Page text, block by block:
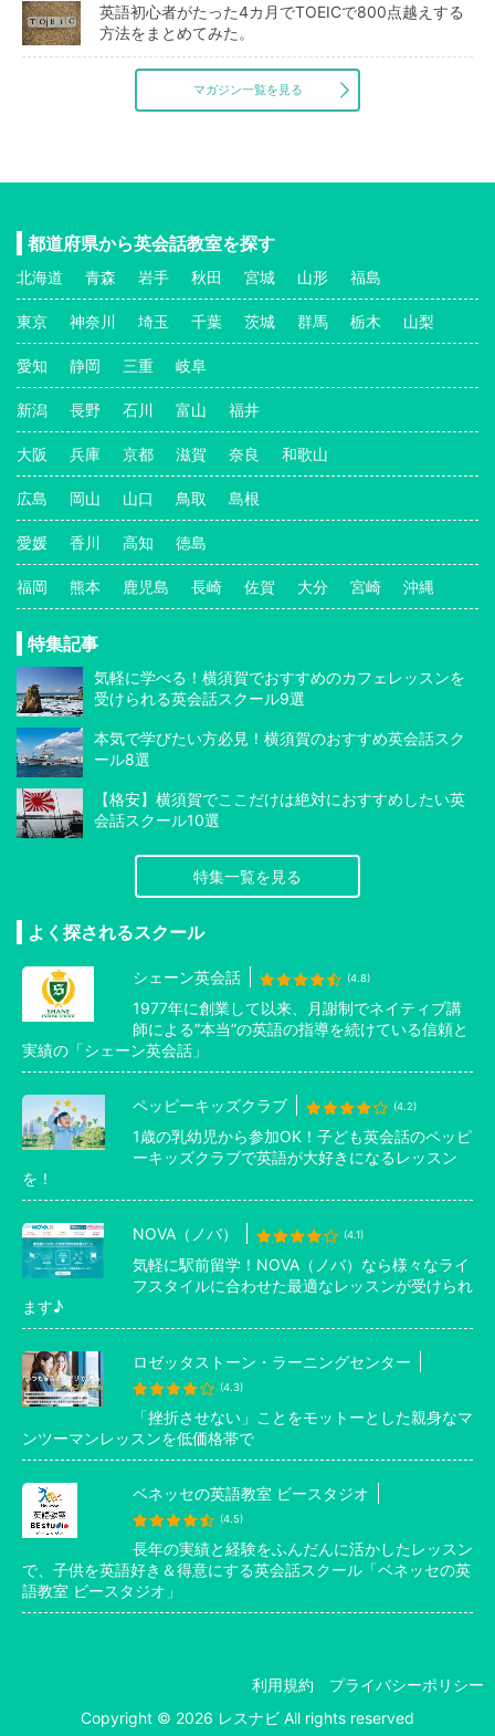
英語初心者がたった4カ月でTOEICで800点越えする
方法をまとめてみた。
マガジン一覧を見る
都道府県から英会話教室を探す
北海道 青森 岩手 秋田 宮城 山形 福島
東京 神奈川 埼玉 千葉 茨城 群馬 栃木 山梨
愛知 静岡 三重 岐阜
新潟 長野 石川 富山 福井
大阪 兵庫 京都 滋賀 奈良 和歌山
広島 岡山 山口 鳥取 島根
愛媛 香川 高知 徳島
福岡 熊本 鹿児島 長崎 佐賀 大分 宮崎 沖縄
特集記事
気軽に学べる！横須賀でおすすめのカフェレッスンを
受けられる英会話スクール9選
本気で学びたい方必見！横須賀のおすすめ英会話スク
ール8選
【格安】横須賀でここだけは絶対におすすめしたい英
会話スクール10選
特集一覧を見る
よく探されるスクール
シェーン英会話 (4.8)
1977年に創業して以来、月謝制でネイティブ講
師による”本当”の英語の指導を続けている信頼と
実績の「シェーン英会話」
ペッピーキッズクラブ (4.2)
1歳の乳幼児から参加OK！子ども英会話のペッピ
ーキッズクラブで英語が大好きになるレッスン
を！
NOVA（ノバ） (4.1)
気軽に駅前留学！NOVA（ノバ）なら様々なライ
フスタイルに合わせた最適なレッスンが受けられ
ます♪
ロゼッタストーン・ラーニングセンター
(4.3)
「挫折させない」ことをモットーとした親身なマ
ンツーマンレッスンを低価格帯で
ベネッセの英語教室 ビースタジオ
(4.5)
長年の実績と経験をふんだんに活かしたレッスン
で、子供を英語好き＆得意にする英会話スクール「ベネッセの英
語教室 ビースタジオ」
利用規約
プライバシーポリシー
Copyright © 2026 レスナビ All rights reserved